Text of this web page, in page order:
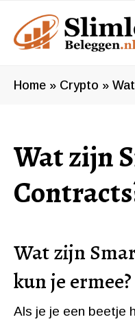
naar
inhoud
Home » Crypto »
Wat zijn
Wat zijn
kun je ermee?
Als je je een beetje